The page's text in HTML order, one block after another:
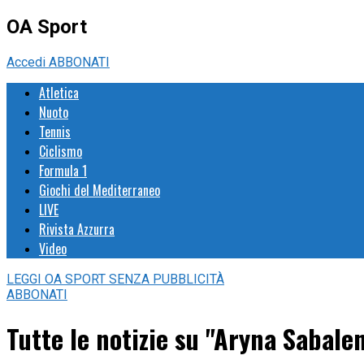
OA Sport
Accedi ABBONATI
Atletica
Nuoto
Tennis
Ciclismo
Formula 1
Giochi del Mediterraneo
LIVE
Rivista Azzurra
Video
LEGGI OA SPORT SENZA PUBBLICITÀ
ABBONATI
Tutte le notizie su "Aryna